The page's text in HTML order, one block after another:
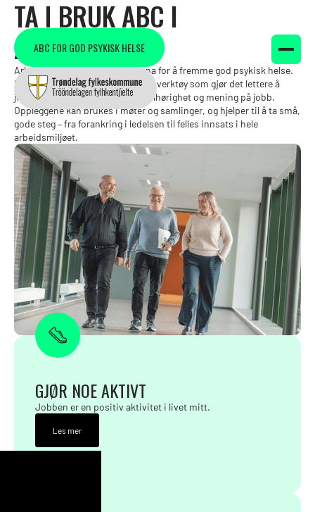
ABC FOR GOD PSYKISK HELSE
TA I BRUK ABC I
ARBEIDSLIVET
Arbeidsplassen er en viktig arena for å fremme god psykisk helse.
Her finner du flere konkrete ABC-verktøy som gjør det lettere å
jobbe systematisk med trivsel, tilhørighet og mening på jobb.
Oppleggene kan brukes i møter og samlinger, og hjelper til å ta små,
gode steg – fra forankring i ledelsen til felles innsats i hele
arbeidsmiljøet.
GJØR NOE AKTIVT
Jobben er en positiv aktivitet i livet mitt.
Les mer